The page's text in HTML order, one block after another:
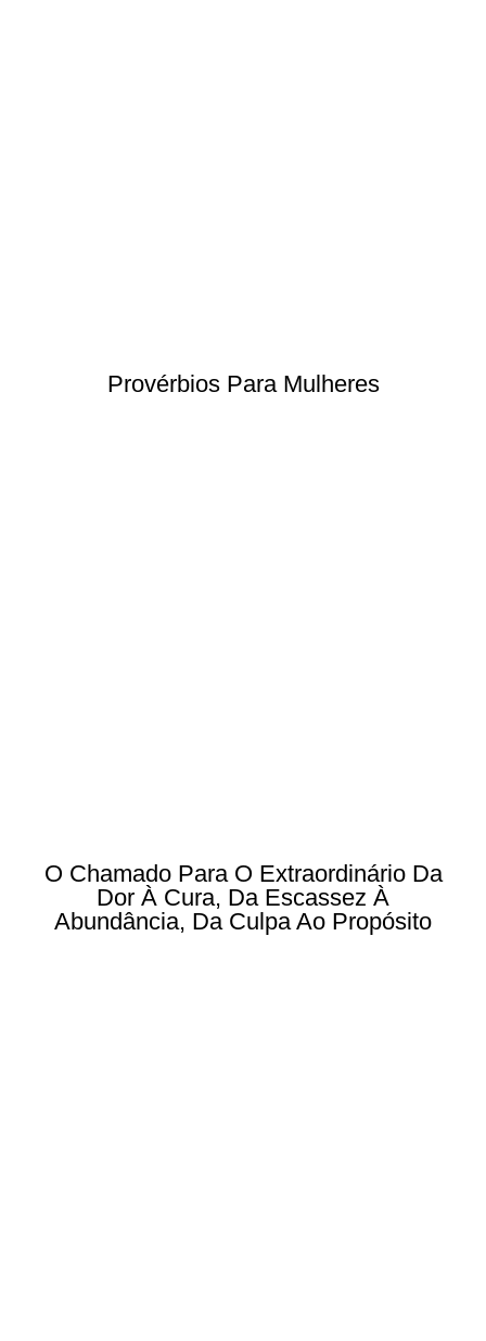
Provérbios Para Mulheres
O Chamado Para O Extraordinário Da
Dor À Cura, Da Escassez À
Abundância, Da Culpa Ao Propósito